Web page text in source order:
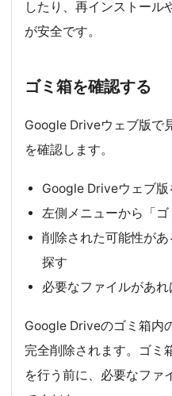
したり、再インストール
が安全です。
ゴミ箱を確認する
Google Driveウェブ版で
を確認します。
Google Driveウェブ版
左側メニューから「ゴ
削除された可能性が
探す
必要なファイルがあ
Google Driveのゴミ箱内
完全削除されます。ゴミ
を行う前に、必要なファ